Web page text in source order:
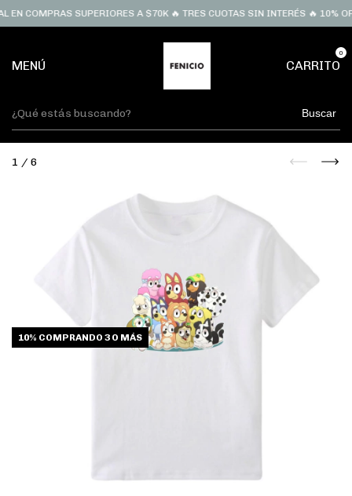
COMPRAS SUPERIORES A $70K 🔥 TRES CUOTAS SIN INTERÉS 🔥 10%
MENÚ CARRITO
0
Buscar
1 / 6
10% COMPRANDO 3 O MÁS